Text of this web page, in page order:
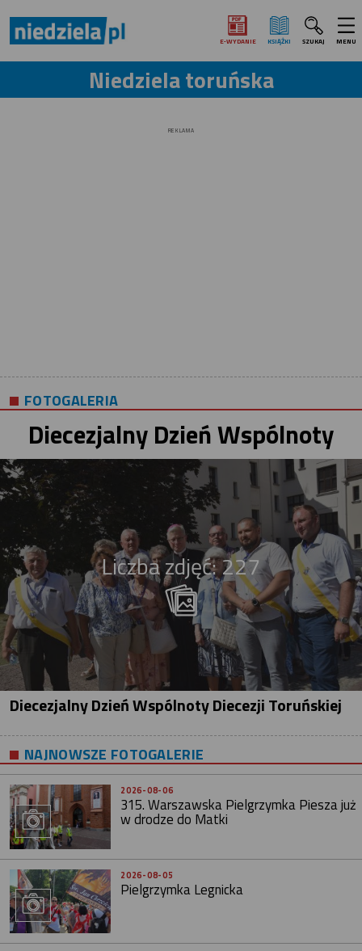
E‑WYDANIE KSIĄŻKI SZUKAJ MENU
Niedziela toruńska
REKLAMA
FOTOGALERIA
Diecezjalny Dzień Wspólnoty
Liczba zdjęć: 227
Diecezjalny Dzień Wspólnoty Diecezji Toruńskiej
NAJNOWSZE FOTOGALERIE
2026-08-06
315. Warszawska Pielgrzymka Piesza już
w drodze do Matki
2026-08-05
Pielgrzymka Legnicka